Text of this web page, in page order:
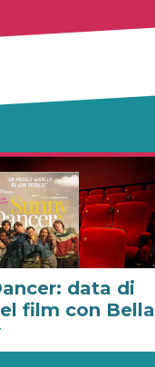
data di
film con Bella